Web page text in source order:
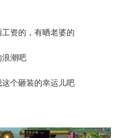
资的，有晒老婆的
浪潮吧
个砸装的幸运儿吧